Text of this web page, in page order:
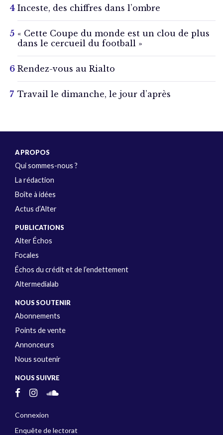
Inceste, des chiffres dans l’ombre
« Cette Coupe du monde est un clou de plus
dans le cercueil du football »
Rendez-vous au Rialto
Travail le dimanche, le jour d’après
A PROPOS
Qui sommes-nous ?
La rédaction
Boîte à idées
Actus d’Alter
PUBLICATIONS
Alter Échos
Focales
Échos du crédit et de l’endettement
Altermedialab
NOUS SOUTENIR
Abonnements
Points de vente
Annonceurs
Nous soutenir
NOUS SUIVRE
Connexion
Enquête de lectorat